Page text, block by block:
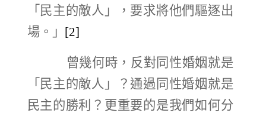
「民主的敵人」，要求將他們驅逐出
場。」 [2]
曾幾何時，反對同性婚姻就是
「民主的敵人」？通過同性婚姻就是
民主的勝利？更重要的是我們如何分